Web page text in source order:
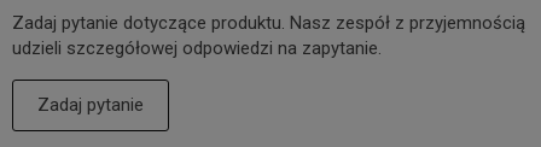
Zadaj pytanie dotyczące produktu. Nasz zespół z przyjemnością
udzieli szczegółowej odpowiedzi na zapytanie.
Zadaj pytanie